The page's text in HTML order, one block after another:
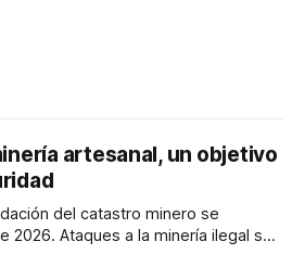
artesanal, un objetivo
del catastro minero se
2026. Ataques a la minería ilegal se